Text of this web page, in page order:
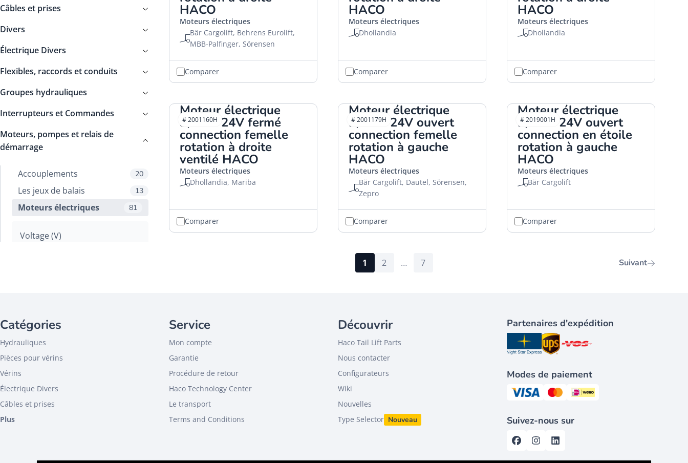
Câbles et prises
Divers
Électrique Divers
Flexibles, raccords et conduits
Groupes hydrauliques
Interrupteurs et Commandes
Moteurs, pompes et relais de
démarrage
Accouplements 20
Les jeux de balais 13
Moteurs électriques 81
Voltage (V)
CW
CW/CCW
Raccordement
Male
Etoile
HACO
Moteurs électriques
Bär Cargolift, Behrens Eurolift,
MBB-Palfinger, Sörensen
Comparer
HACO
Moteurs électriques
Dhollandia
Comparer
HACO
Moteurs électriques
Dhollandia
Comparer
Moteur électrique
3,0kW 24V fermé
connection femelle
rotation à droite
ventilé HACO
Moteurs électriques
Dhollandia, Mariba
# 2001160H
Comparer
Moteur électrique
2,0kW 24V ouvert
connection femelle
rotation à gauche
HACO
Moteurs électriques
Bär Cargolift, Dautel, Sörensen,
Zepro
# 2001179H
Comparer
Moteur électrique
2,0kW 24V ouvert
connection en étoile
rotation à gauche
HACO
Moteurs électriques
Bär Cargolift
# 2019001H
Comparer
1 2 … 7 Suivant
Catégories
Hydrauliques
Pièces pour vérins
Vérins
Électrique Divers
Câbles et prises
Plus
Service
Mon compte
Garantie
Procédure de retour
Haco Technology Center
Le transport
Terms and Conditions
Découvrir
Haco Tail Lift Parts
Nous contacter
Configurateurs
Wiki
Nouvelles
Type Selector Nouveau
Partenaires d'expédition
Modes de paiement
Suivez-nous sur